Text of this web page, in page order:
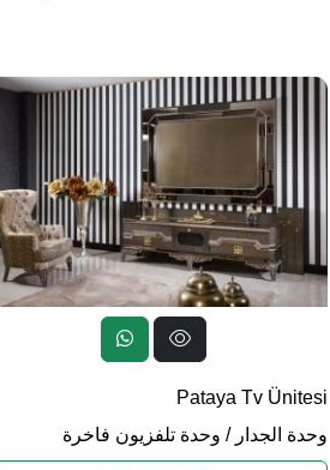
Pataya Tv Ünitesi
وحدة الجدار / وحدة تلفزيون فاخرة